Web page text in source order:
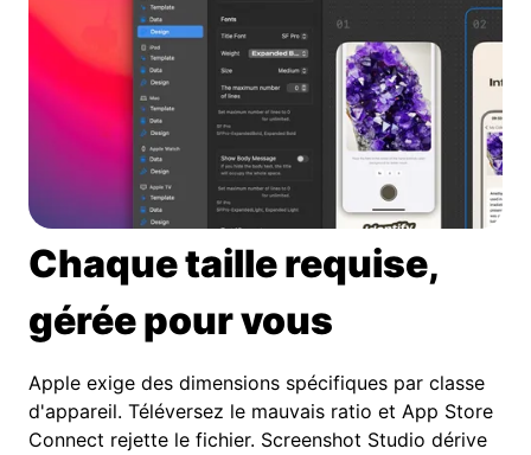
Chaque taille requise,
gérée pour vous
Apple exige des dimensions spécifiques par classe
d'appareil. Téléversez le mauvais ratio et App Store
Connect rejette le fichier. Screenshot Studio dérive